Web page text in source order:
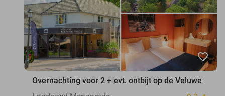
favorite_border
Overnachting voor 2 + evt. ontbijt op de Veluwe